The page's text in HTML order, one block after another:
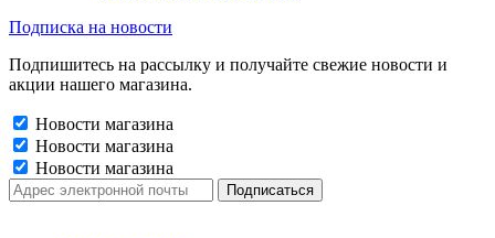
Подписка на новости
Подпишитесь на рассылку и получайте свежие новости и
акции нашего магазина.
Новости магазина
Новости магазина
Новости магазина